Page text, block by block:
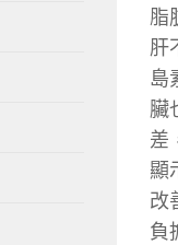
脂
肝
島
臟
差
顯
改
負